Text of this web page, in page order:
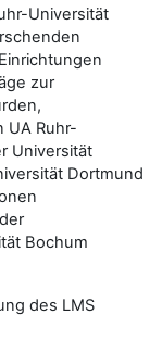
Universität
zur
UA Ruhr-
Universität
Dortmund
Bochum
des LMS